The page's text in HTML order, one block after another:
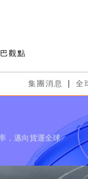
觀點
集團消息 全
，邁向貨運全球